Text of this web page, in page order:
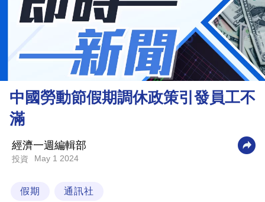
投
資
樓
市
財
業
科
中國勞動節假期調休政策引發員工不
滿
經濟一週編輯部
投資 May 1 2024
假期 通訊社